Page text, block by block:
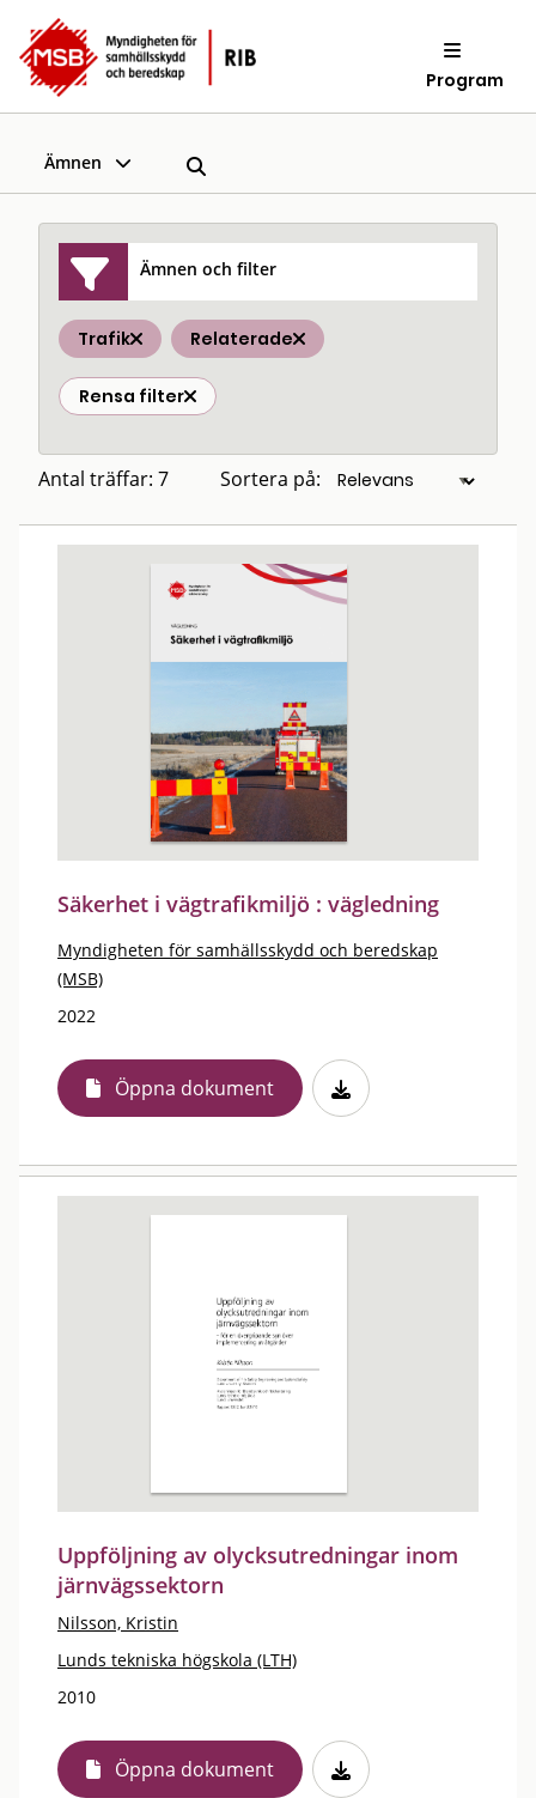
Program
Ämnen
Ämnen och filter
Trafik Relaterade
Rensa filter
Antal träffar: 7 Sortera på:
Säkerhet i vägtrafikmiljö : vägledning
Myndigheten för samhällsskydd och beredskap
(MSB)
2022
Öppna dokument
Uppföljning av olycksutredningar inom
järnvägssektorn
Nilsson, Kristin
Lunds tekniska högskola (LTH)
2010
Öppna dokument